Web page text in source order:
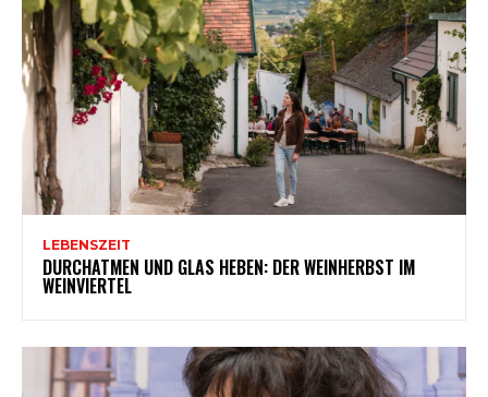
LEBENSZEIT
DURCHATMEN UND GLAS HEBEN: DER WEINHERBST IM
WEINVIERTEL